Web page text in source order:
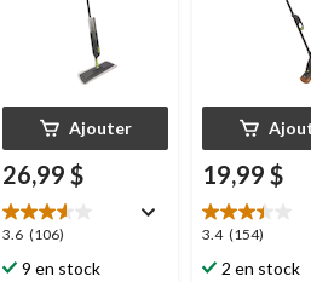
Ajouter
26,99 $
3.6 (106)
3.6
étoile(s)
9 en stock
19,99 $
3.4 (154)
3.4
étoile(s)
2 en stock